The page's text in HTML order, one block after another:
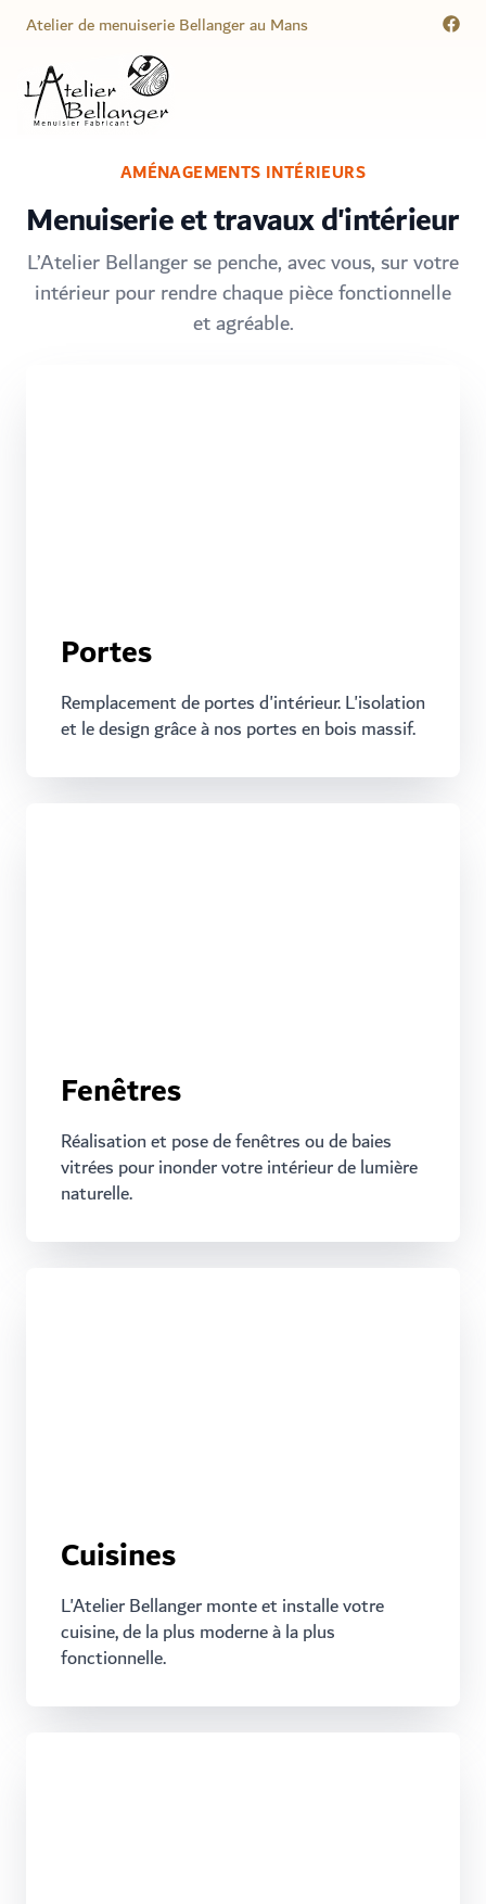
Atelier de menuiserie Bellanger au Mans
Menuisier Atelier Bellanger
AMÉNAGEMENTS INTÉRIEURS
Menuiserie et travaux d'intérieur
L’Atelier Bellanger se penche, avec vous, sur votre
intérieur pour rendre chaque pièce fonctionnelle
et agréable.
Portes
Remplacement de portes d'intérieur. L'isolation
et le design grâce à nos portes en bois massif.
Fenêtres
Réalisation et pose de fenêtres ou de baies
vitrées pour inonder votre intérieur de lumière
naturelle.
Cuisines
L'Atelier Bellanger monte et installe votre
cuisine, de la plus moderne à la plus
fonctionnelle.